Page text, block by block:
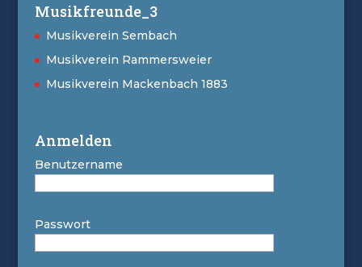
Musikfreunde_3
Musikverein Sembach
Musikverein Rammersweier
Musikverein Mackenbach 1883
Anmelden
Benutzername
Passwort